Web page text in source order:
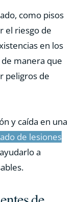
como pisos
el riesgo de
en los
manera que
peligros de
y caída en una
de lesiones
a